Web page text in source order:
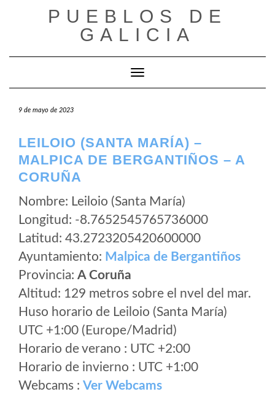
PUEBLOS DE
GALICIA
Cambiar modo de navegación
9 de mayo de 2023
LEILOIO (SANTA MARÍA) –
MALPICA DE BERGANTIÑOS – A
CORUÑA
Nombre: Leiloio (Santa María)
Longitud: -8.7652545765736000
Latitud: 43.2723205420600000
Ayuntamiento: Malpica de Bergantiños
Provincia: A Coruña
Altitud: 129 metros sobre el nvel del mar.
Huso horario de Leiloio (Santa María)
UTC +1:00 (Europe/Madrid)
Horario de verano : UTC +2:00
Horario de invierno : UTC +1:00
Webcams : Ver Webcams